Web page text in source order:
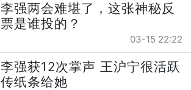
李强两会难堪了，这张神秘反
票是谁投的？
03-15 22:22
李强获12次掌声 王沪宁很活跃
传纸条给她